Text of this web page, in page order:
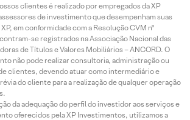
clientes é realizado por empregados da XP
de investimento que desempenham suas
em conformidade com a Resolução CVM nº
se registrados na Associação Nacional das
de Títulos e Valores Mobiliários – ANCORD. O
não pode realizar consultoria, administração ou
clientes, devendo atuar como intermediário e
do cliente para a realização de qualquer operação
da adequação do perfil do investidor aos serviços e
oferecidos pela XP Investimentos, utilizamos a